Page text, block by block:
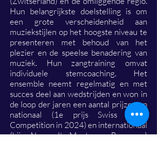
Hun belangrijkste doelstelling is om
een grote verscheidenheid aan
muziekstijlen op het hoogste niveau te
presenteren met behoud van het
plezier en de speelse benadering van
muziek. Hun zangtraining omvat
individuele stemcoaching. Het
ensemble neemt regelmatig en met
succes deel aan wedstrijden en won in
de loop der jaren een aantal prijzen op
nationaal (1e prijs Swiss Choir
Competition in 2024) en internationaal
(bijv. Neerpelt, Montreux, Provence)